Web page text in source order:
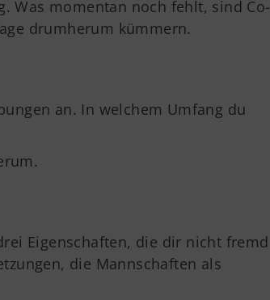
Was momentan noch fehlt, sind Co-
drumherum kümmern.
an. In welchem Umfang du
Eigenschaften, die dir nicht fremd
die Mannschaften als